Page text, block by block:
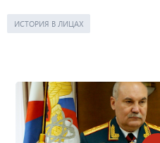
ИСТОРИЯ В ЛИЦАХ